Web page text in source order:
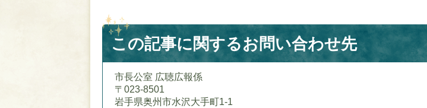
この記事に関するお問い合わせ先
市長公室 広聴広報係
〒023-8501
岩手県奥州市水沢大手町1-1